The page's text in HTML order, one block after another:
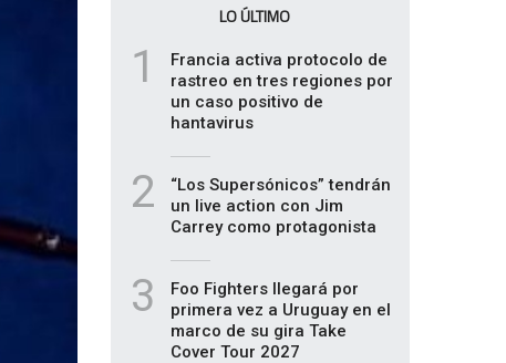
LO ÚLTIMO
1
Francia activa protocolo de
rastreo en tres regiones por
un caso positivo de
hantavirus
2
“Los Supersónicos” tendrán
un live action con Jim
Carrey como protagonista
3
Foo Fighters llegará por
primera vez a Uruguay en el
marco de su gira Take
Cover Tour 2027